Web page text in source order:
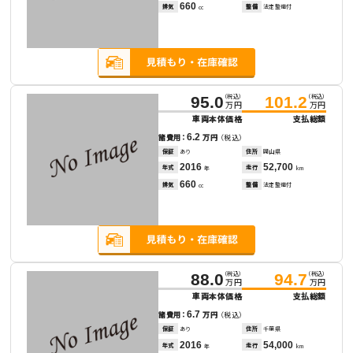
排気 660 cc 整備 法定整備付
95.0 （税込）
万円
車両本体価格
101.2 （税込）
万円
支払総額
諸費用：6.2万円 （税込）
保証 あり 住所 岡山県
年式 2016 年 走行 52,700 km
排気 660 cc 整備 法定整備付
88.0 （税込）
万円
車両本体価格
94.7 （税込）
万円
支払総額
諸費用：6.7万円 （税込）
保証 あり 住所 千葉県
年式 2016 年 走行 54,000 km